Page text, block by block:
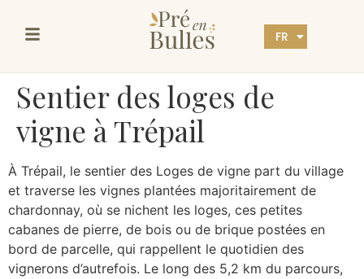
FR
EN
Sentier des loges de
vigne à Trépail
À Trépail, le sentier des Loges de vigne part du village
et traverse les vignes plantées majoritairement de
chardonnay, où se nichent les loges, ces petites
cabanes de pierre, de bois ou de brique postées en
bord de parcelle, qui rappellent le quotidien des
vignerons d’autrefois. Le long des 5,2 km du parcours,